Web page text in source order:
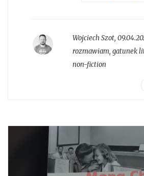
Wojciech Szot,
rozmawiam, gatunek
non-fiction